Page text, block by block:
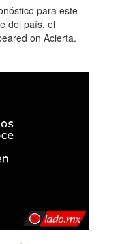
para este
del país, el
on Acierta.